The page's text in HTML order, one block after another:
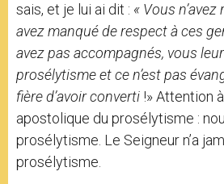
sais, et je lui ai dit : « Vous
avez manqué de respect à ces
avez pas accompagnés, vous
prosélytisme et ce n’est pas
fière d’avoir converti !» Attention
apostolique du prosélytisme :
prosélytisme. Le Seigneur n’a
prosélytisme.